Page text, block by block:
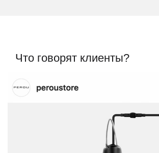
Что говорят клиенты?